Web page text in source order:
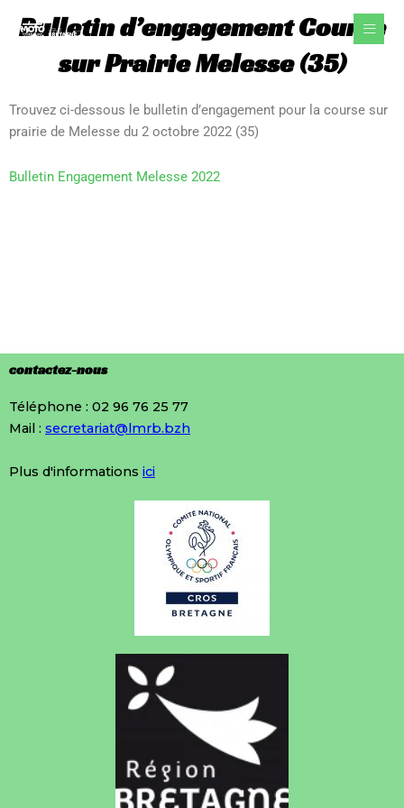
Bulletin d’engagement Course
sur Prairie Melesse (35)
Trouvez ci-dessous le bulletin d’engagement pour la course sur
prairie de Melesse du 2 octobre 2022 (35)
Bulletin Engagement Melesse 2022
contactez-nous
Téléphone : 02 96 76 25 77
Mail : secretariat@lmrb.bzh
Plus d'informations ici